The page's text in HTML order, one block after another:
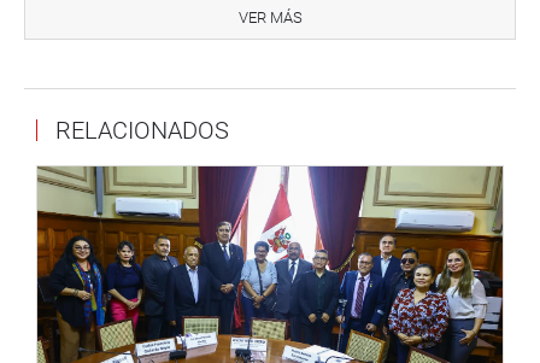
obras de la región están siendo sujetas de arbitrajes y
conciliación. La obra del Núñez Butrón ha presentado
El expediente técnico sobre suelos fue elaborado por
administración directa por la anterior gestión regional a
un costo de dos millones de soles. La empresa ejecutora
informó sobre esta carencia y propuso la utilización de la
técnica de columnas de pilotaje que irían a 24 m de
profundidad. El requerimiento de la obra así lo exige,
porque esta debe ser antisísmica, aseveró Castillo.
VER MÁS
RELACIONADOS